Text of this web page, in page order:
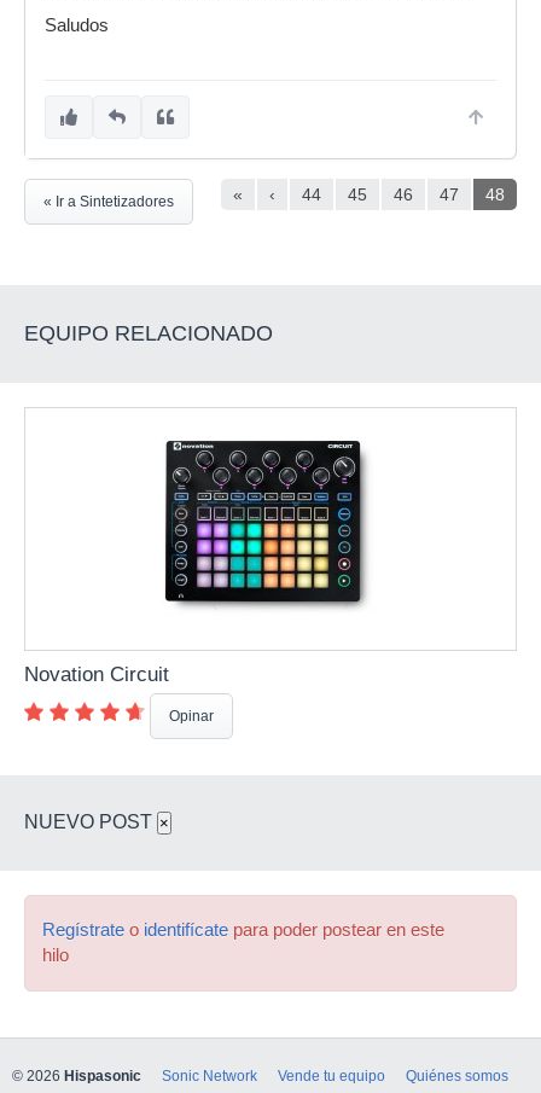
Saludos
« ‹ 44 45 46 47 48
« Ir a Sintetizadores
EQUIPO RELACIONADO
Novation Circuit
Opinar
NUEVO POST ×
Regístrate o identifícate para poder postear en este
hilo
© 2026 Hispasonic Sonic Network Vende tu equipo Quiénes somos